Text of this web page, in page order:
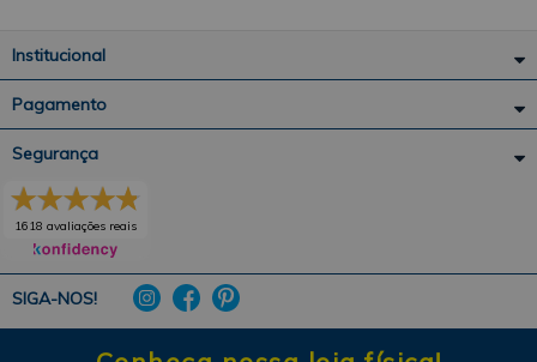
Institucional
Pagamento
SIGA-NOS!
Segurança
1618 avaliações reais